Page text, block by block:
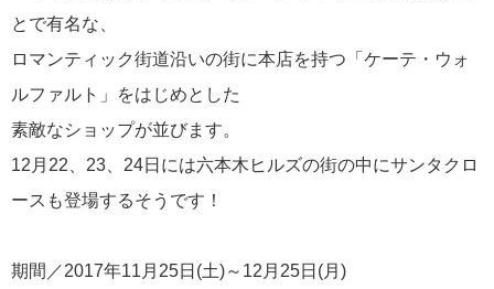
とで有名な、
ロマンティック街道沿いの街に本店を持つ「ケーテ・ウォ
ルファルト」をはじめとした
素敵なショップが並びます。
12月22、23、24日には六本木ヒルズの街の中にサンタクロ
ースも登場するそうです！
期間／2017年11月25日(土)～12月25日(月)